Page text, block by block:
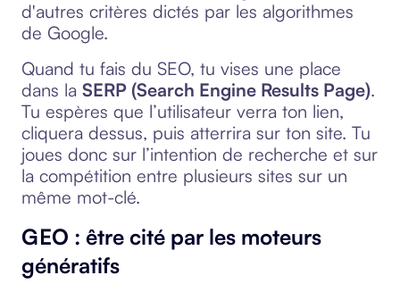
d'autres critères dictés par les algorithmes
de Google.
Quand tu fais du SEO, tu vises une place
dans la SERP (Search Engine Results Page).
Tu espères que l’utilisateur verra ton lien,
cliquera dessus, puis atterrira sur ton site. Tu
joues donc sur l’intention de recherche et sur
la compétition entre plusieurs sites sur un
même mot-clé.
GEO : être cité par les moteurs
génératifs